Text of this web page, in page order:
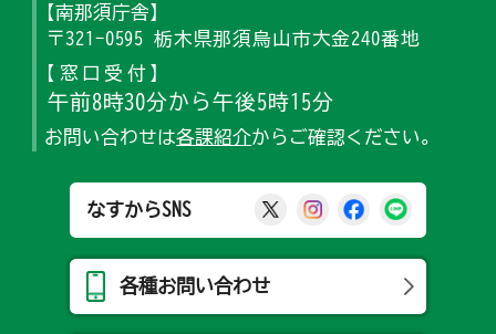
【南那須庁舎】
〒321-0595 栃木県那須烏山市大金240番地
【窓口受付】
午前8時30分から午後5時15分
お問い合わせは各課紹介からご確認ください。
なすからSNS 那須烏山市公式X
那須烏山市公式
那須烏山市
各種お問い合わせ